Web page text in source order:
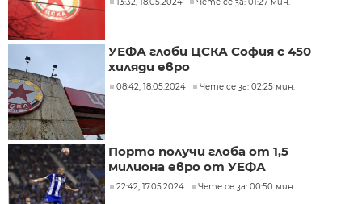
13:32, 18.05.2024 Чете се за: 01:27 мин.
УЕФА глоби ЦСКА София с 450
хиляди евро
08:42, 18.05.2024 Чете се за: 02:25 мин.
Порто получи глоба от 1,5
милиона евро от УЕФА
22:42, 17.05.2024 Чете се за: 00:50 мин.